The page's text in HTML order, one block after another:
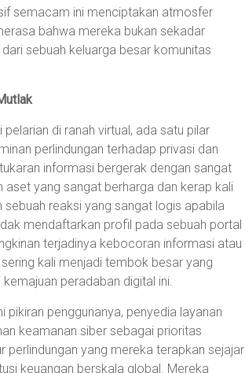
semacam ini menciptakan atmosfer
bahwa mereka bukan sekadar
sebuah keluarga besar komunitas
di ranah virtual, ada satu pilar
perlindungan terhadap privasi dan
informasi bergerak dengan sangat
yang sangat berharga dan kerap kali
reaksi yang sangat logis apabila
mendaftarkan profil pada sebuah portal
terjadinya kebocoran informasi atau
kali menjadi tembok besar yang
peradaban digital ini.
penggunanya, penyedia layanan
keamanan siber sebagai prioritas
yang mereka terapkan sejajar
keuangan berskala global. Mereka